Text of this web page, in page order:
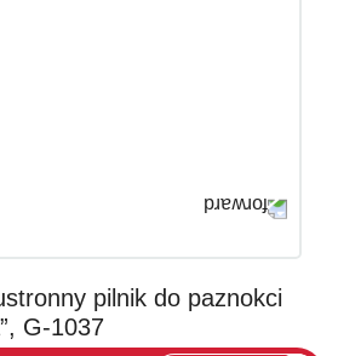
pilnik do paznokci
G-1037